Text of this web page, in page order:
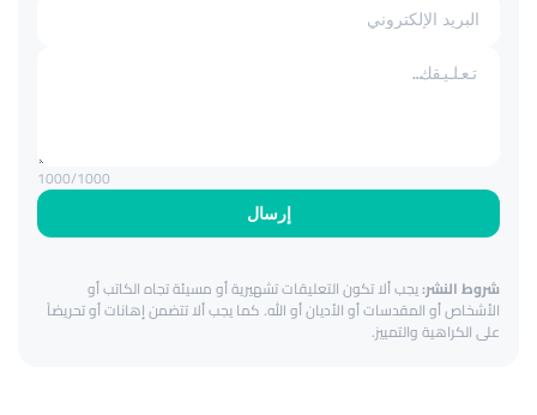
إرسال
1000/1000
شروط النشر:يجب ألا تكون التعليقات تشهيرية أو مسيئة تجاه الكاتب أو
الأشخاص أو المقدسات أو الأديان أو الله. كما يجب ألا تتضمن إهانات أو تحريضاً
على الكراهية والتمييز.